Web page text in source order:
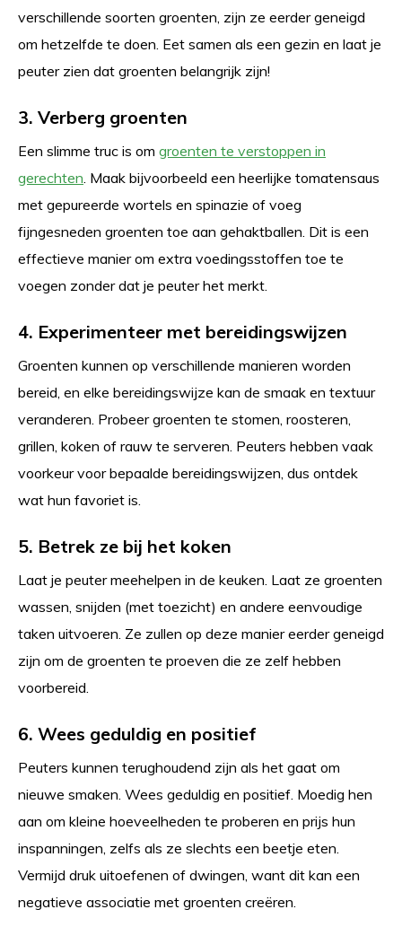
verschillende soorten groenten, zijn ze eerder geneigd
om hetzelfde te doen. Eet samen als een gezin en laat je
peuter zien dat groenten belangrijk zijn!
3. Verberg groenten
Een slimme truc is om groenten te verstoppen in
gerechten. Maak bijvoorbeeld een heerlijke tomatensaus
met gepureerde wortels en spinazie of voeg
fijngesneden groenten toe aan gehaktballen. Dit is een
effectieve manier om extra voedingsstoffen toe te
voegen zonder dat je peuter het merkt.
4. Experimenteer met bereidingswijzen
Groenten kunnen op verschillende manieren worden
bereid, en elke bereidingswijze kan de smaak en textuur
veranderen. Probeer groenten te stomen, roosteren,
grillen, koken of rauw te serveren. Peuters hebben vaak
voorkeur voor bepaalde bereidingswijzen, dus ontdek
wat hun favoriet is.
5. Betrek ze bij het koken
Laat je peuter meehelpen in de keuken. Laat ze groenten
wassen, snijden (met toezicht) en andere eenvoudige
taken uitvoeren. Ze zullen op deze manier eerder geneigd
zijn om de groenten te proeven die ze zelf hebben
voorbereid.
6. Wees geduldig en positief
Peuters kunnen terughoudend zijn als het gaat om
nieuwe smaken. Wees geduldig en positief. Moedig hen
aan om kleine hoeveelheden te proberen en prijs hun
inspanningen, zelfs als ze slechts een beetje eten.
Vermijd druk uitoefenen of dwingen, want dit kan een
negatieve associatie met groenten creëren.